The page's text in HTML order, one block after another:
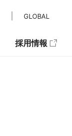
GLOBAL
採用情報